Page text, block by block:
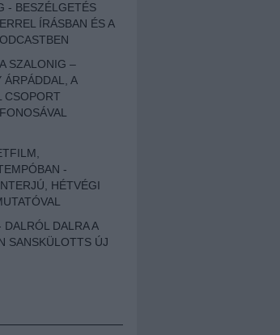
- BESZÉLGETÉS
ÍRÁSBAN ÉS A
SZALONIG –
ÁRPÁDDAL, A
CSOPORT
-
HÉTVÉGI
DALRÓL DALRA A
SANSKÜLOTTS ÚJ